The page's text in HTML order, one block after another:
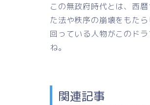
この無政府時代とは、西
た法や秩序の崩壊をもた
回っている人物がこのド
ね。
関連記事